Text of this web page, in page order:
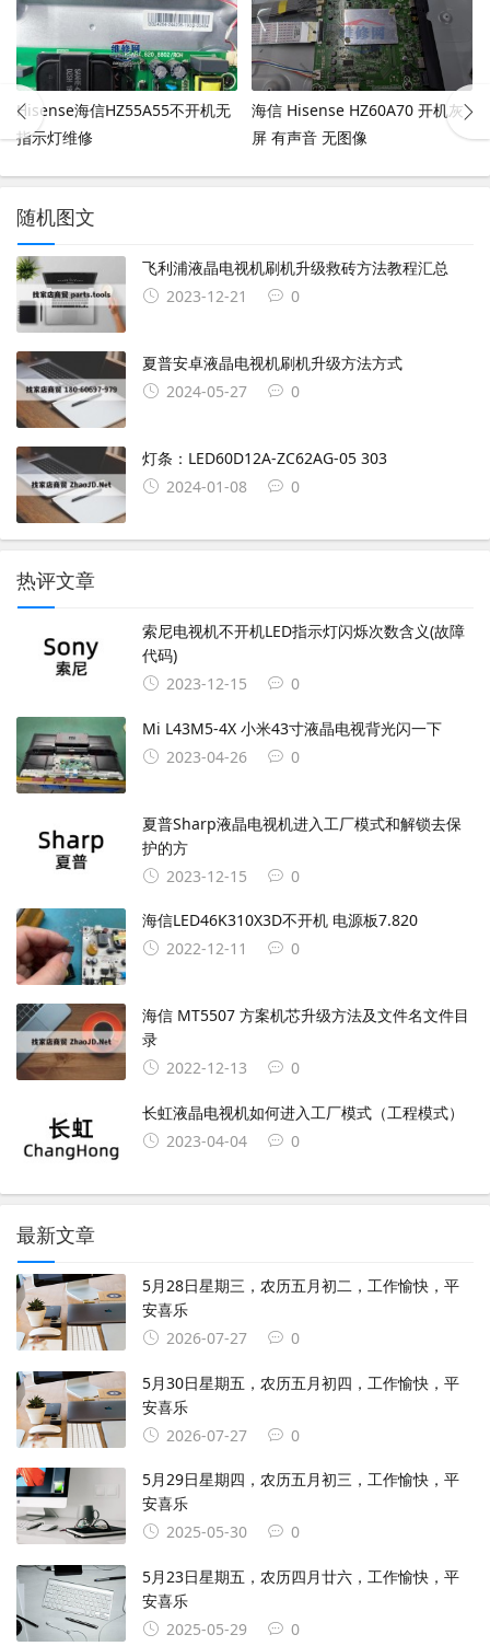
Hisense海信HZ55A55不开机无
指示灯维修
海信 Hisense HZ60A70 开机灰
屏 有声音 无图像
随机图文
飞利浦液晶电视机刷机升级救砖方法教程汇总
2023-12-21
0
夏普安卓液晶电视机刷机升级方法方式
2024-05-27
0
灯条：LED60D12A-ZC62AG-05 303
2024-01-08
0
热评文章
索尼电视机不开机LED指示灯闪烁次数含义(故障
代码)
2023-12-15
0
Mi L43M5-4X 小米43寸液晶电视背光闪一下
2023-04-26
0
夏普Sharp液晶电视机进入工厂模式和解锁去保
护的方
2023-12-15
0
海信LED46K310X3D不开机 电源板7.820
2022-12-11
0
海信 MT5507 方案机芯升级方法及文件名文件目
录
2022-12-13
0
长虹液晶电视机如何进入工厂模式（工程模式）
2023-04-04
0
最新文章
5月28日星期三，农历五月初二，工作愉快，平
安喜乐
2026-07-27
0
5月30日星期五，农历五月初四，工作愉快，平
安喜乐
2026-07-27
0
5月29日星期四，农历五月初三，工作愉快，平
安喜乐
2025-05-30
0
5月23日星期五，农历四月廿六，工作愉快，平
安喜乐
2025-05-29
0